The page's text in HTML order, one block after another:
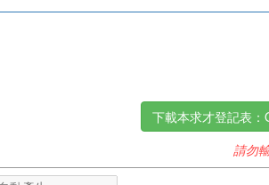
下載本求才登記表
請勿